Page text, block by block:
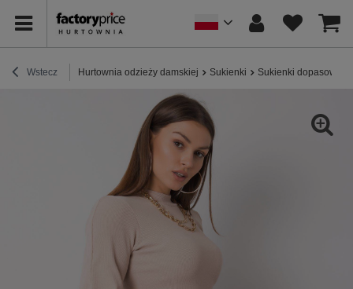
Wstecz Hurtownia odzieży damskiej Sukienki Sukienki dopasowane